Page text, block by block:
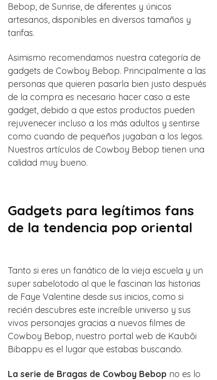
Bebop, de Sunrise, de diferentes y únicos
artesanos, disponibles en diversos tamaños y
tarifas.
Asimismo recomendamos nuestra categoría de
gadgets de Cowboy Bebop. Principalmente a las
personas que quieren pasarla bien justo después
de la compra es necesario hacer caso a este
gadget, debido a que estos productos pueden
rejuvenecer incluso a los más adultos y sentirse
como cuando de pequeños jugaban a los legos.
Nuestros artículos de Cowboy Bebop tienen una
calidad muy bueno.
Gadgets para legítimos fans
de la tendencia pop oriental
Tanto si eres un fanático de la vieja escuela y un
super sabelotodo al que le fascinan las historias
de Faye Valentine desde sus inicios, como si
recién descubres este increíble universo y sus
vivos personajes gracias a nuevos filmes de
Cowboy Bebop, nuestro portal web de Kaubōi
Bibappu es el lugar que estabas buscando.
La serie de Bragas de Cowboy Bebop no es lo